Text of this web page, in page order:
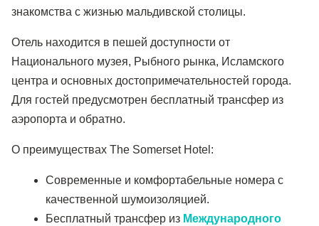
знакомства с жизнью мальдивской столицы.
Отель находится в пешей доступности от
Национального музея, Рыбного рынка, Исламского
центра и основных достопримечательностей города.
Для гостей предусмотрен бесплатный трансфер из
аэропорта и обратно.
О преимуществах The Somerset Hotel:
Современные и комфортабельные номера с
качественной шумоизоляцией.
Бесплатный трансфер из Международного